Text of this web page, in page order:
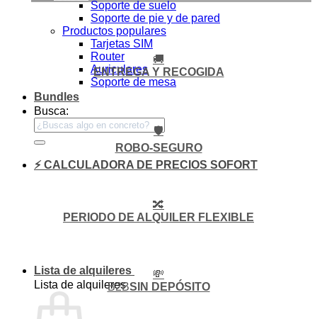
Soporte de suelo
Soporte de pie y de pared
Productos populares
Tarjetas SIM
Router
Auriculares
Soporte de mesa
Bundles
Busca:
⚡ CALCULADORA DE PRECIOS SOFORT
Lista de alquileres
Lista de alquileres
🚚
ENTREGA Y RECOGIDA
🛡️
ROBO-SEGURO
🔀
PERIODO DE ALQUILER FLEXIBLE
💸
B2BSIN DEPÓSITO